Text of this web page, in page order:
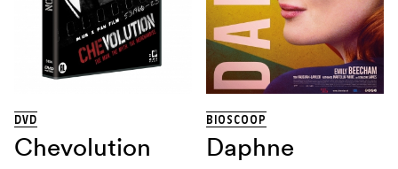
DVD
Chevolution
BIOSCOOP
Daphne